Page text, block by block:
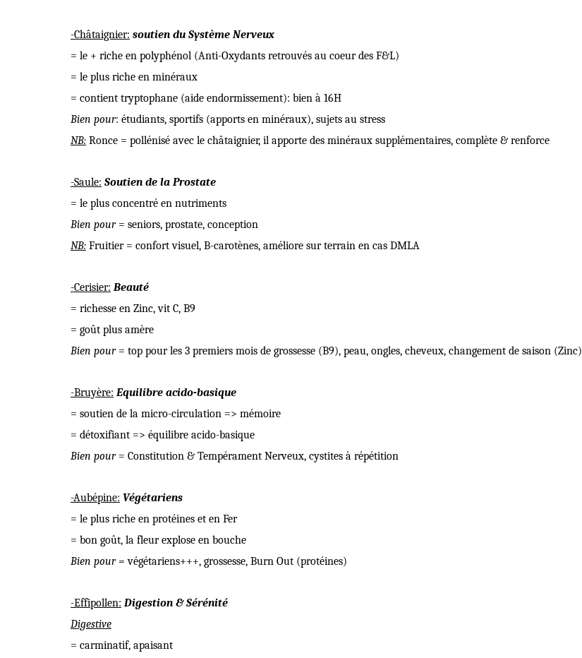
-Châtaignier: soutien du Système Nerveux
= le + riche en polyphénol (Anti-Oxydants retrouvés au coeur des F&L)
= le plus riche en minéraux
= contient tryptophane (aide endormissement): bien à 16H
Bien pour: étudiants, sportifs (apports en minéraux), sujets au stress
NB: Ronce = pollénisé avec le châtaignier, il apporte des minéraux supplémentaires, complète & renforce
-Saule: Soutien de la Prostate
= le plus concentré en nutriments
Bien pour = seniors, prostate, conception
NB: Fruitier = confort visuel, B-carotènes, améliore sur terrain en cas DMLA
-Cerisier: Beauté
= richesse en Zinc, vit C, B9
= goût plus amère
Bien pour = top pour les 3 premiers mois de grossesse (B9), peau, ongles, cheveux, changement de saison (Zinc)
-Bruyère: Equilibre acido-basique
= soutien de la micro-circulation => mémoire
= détoxifiant => équilibre acido-basique
Bien pour = Constitution & Tempérament Nerveux, cystites à répétition
-Aubépine: Végétariens
= le plus riche en protéines et en Fer
= bon goût, la fleur explose en bouche
Bien pour = végétariens+++, grossesse, Burn Out (protéines)
-Effipollen: Digestion & Sérénité
Digestive
= carminatif, apaisant